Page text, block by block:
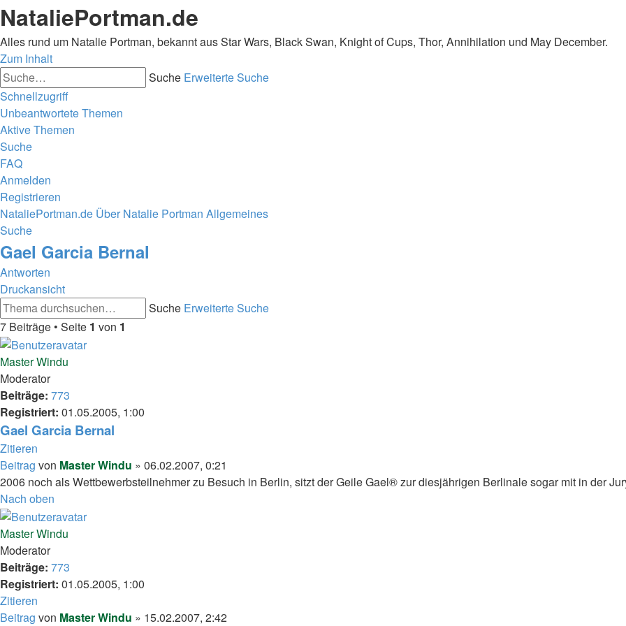
NataliePortman.de
Alles rund um Natalie Portman, bekannt aus Star Wars, Black Swan, Knight of Cups, Thor, Annihilation und May December.
Zum Inhalt
Suche Erweiterte Suche
Schnellzugriff
Unbeantwortete Themen
Aktive Themen
Suche
FAQ
Anmelden
Registrieren
NataliePortman.de Über Natalie Portman Allgemeines
Suche
Gael Garcia Bernal
Antworten
Druckansicht
Suche Erweiterte Suche
7 Beiträge • Seite 1 von 1
Master Windu
Moderator
Beiträge: 773
Registriert: 01.05.2005, 1:00
Gael Garcia Bernal
Zitieren
Beitrag von Master Windu » 06.02.2007, 0:21
2006 noch als Wettbewerbsteilnehmer zu Besuch in Berlin, sitzt der Geile Gael® zur diesjährigen Berlinale sogar mit in der
Nach oben
Master Windu
Moderator
Beiträge: 773
Registriert: 01.05.2005, 1:00
Zitieren
Beitrag von Master Windu » 15.02.2007, 2:42